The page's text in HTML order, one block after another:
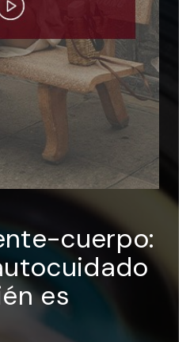
cuerpo:
es